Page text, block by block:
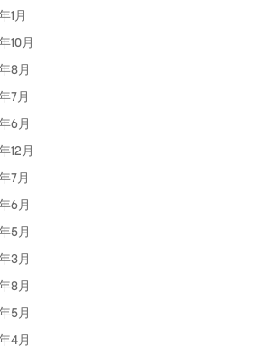
1月
10月
8月
7月
6月
12月
7月
6月
5月
3月
8月
5月
4月